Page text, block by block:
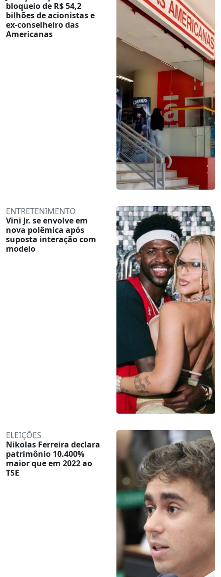
bloqueio de R$ 54,2
bilhões de acionistas e
ex-conselheiro das
Americanas
ENTRETENIMENTO
Vini Jr. se envolve em
nova polêmica após
suposta interação com
modelo
ELEIÇÕES
Nikolas Ferreira declara
patrimônio 10.400%
maior que em 2022 ao
TSE